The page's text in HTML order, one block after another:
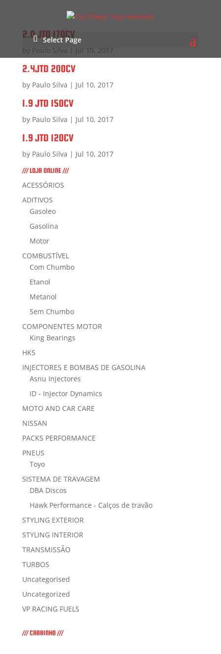
Select Page
2.0 JTD 170CV
by Paulo Silva Jul 10, 2017
2.4JTD 200CV
by Paulo Silva | Jul 10, 2017
1.9 JTD 150CV
by Paulo Silva | Jul 10, 2017
1.9 JTD 120CV
by Paulo Silva | Jul 10, 2017
/// LOJA ONLINE ///
ACESSÓRIOS
ADITIVOS
Gasoleo
Gasolina
Motor
COMBUSTÍVEL
Com Chumbo
Etanol
Metanol
Sem Chumbo
COMPONENTES MOTOR
King Bearings
HKS
INJECTORES E BOMBAS DE GASOLINA
Asnu Injectores
ID - Injector Dynamics
MOTO AND CAR CARE
NISSAN
PACKS PERFORMANCE
PNEUS
Toyo
SISTEMA DE TRAVAGEM
DBA Discos
Hawk Performance - Calços de travão
STYLING EXTERIOR
STYLING INTERIOR
TRANSMISSÃO
TURBOS
Uncategorised
Uncategorized
VP RACING FUELS
/// CARRINHO ///